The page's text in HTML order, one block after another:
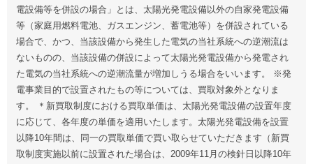
電設備等を併設の場合」とは、太陽光発電設備以外の自家発電設備
等（家庭用燃料電池、ガスエンジン、蓄電池等）を併設されている
場合で、かつ、当該設備から発生した電気の当社系統への逆潮流は
ないものの、当該設備の併設によって太陽光発電設備から発電され
た電気の当社系統への逆潮流量が増加しうる場合をいいます。 ※発
電事業目的で設置されたもの等については、買取対象外となりま
す。 ＊新買取制度における買取単価は、太陽光発電設備の設置年度
に応じて、各年度の単価を適用いたします。太陽光発電設備を設置
以降10年間は、同一の買取単価で買い取らせていただきます（新買
取制度実施以前に設置された場合は、2009年11月の検針日以降10年